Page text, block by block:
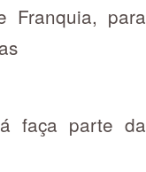
Franquia, para
faça parte da